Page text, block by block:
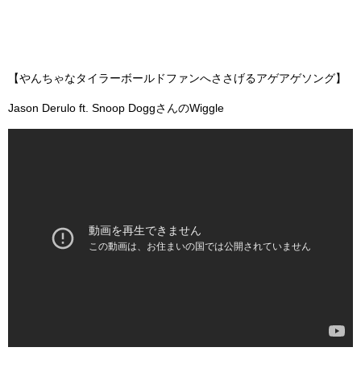
【やんちゃなタイラーボールドファンへささげるアゲアゲソング】
Jason Derulo ft. Snoop DoggさんのWiggle